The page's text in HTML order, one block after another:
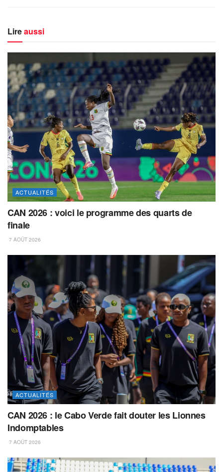
Lireaussi
ACTUALITÉS
CAN 2026 : voici le programme des quarts de
finale
7 AOÛT 2026
ACTUALITÉS
CAN 2026 : le Cabo Verde fait douter les Lionnes
Indomptables
7 AOÛT 2026